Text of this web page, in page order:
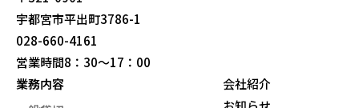
宇都宮市平出町3786-1
028-660-4161
営業時間8：30～17：00
業務内容
会社紹介